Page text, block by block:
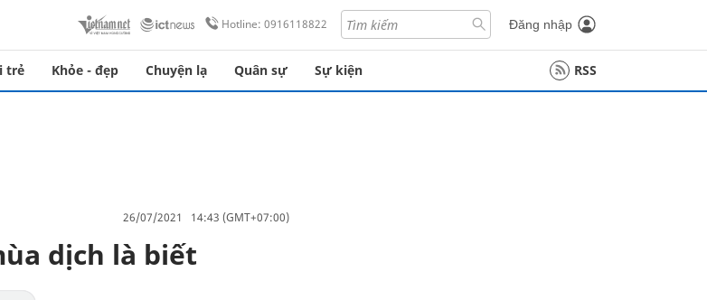
Hotline: 0916118822 Đăng nhập
trẻ Khỏe - đẹp Chuyện lạ Quân sự Sự kiện RSS
26/07/2021 14:43 (GMT+07:00)
dịch là biết